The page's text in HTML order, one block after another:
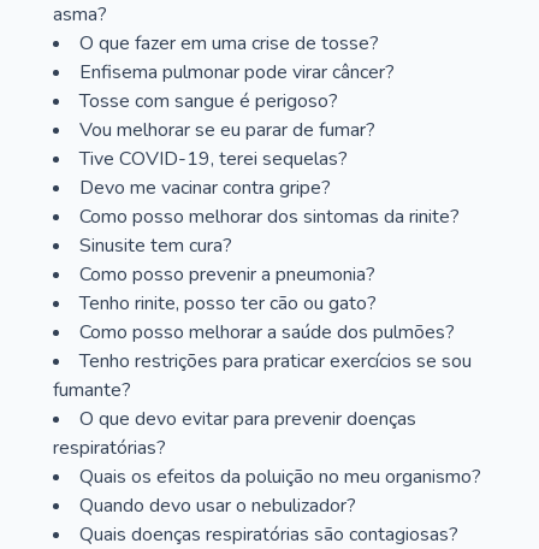
asma?
O que fazer em uma crise de tosse?
Enfisema pulmonar pode virar câncer?
Tosse com sangue é perigoso?
Vou melhorar se eu parar de fumar?
Tive COVID-19, terei sequelas?
Devo me vacinar contra gripe?
Como posso melhorar dos sintomas da rinite?
Sinusite tem cura?
Como posso prevenir a pneumonia?
Tenho rinite, posso ter cão ou gato?
Como posso melhorar a saúde dos pulmões?
Tenho restrições para praticar exercícios se sou
fumante?
O que devo evitar para prevenir doenças
respiratórias?
Quais os efeitos da poluição no meu organismo?
Quando devo usar o nebulizador?
Quais doenças respiratórias são contagiosas?